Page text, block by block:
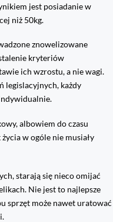
jest posiadanie w
niż 50kg.
znowelizowane
kryteriów
ich wzrostu, a nie wagi.
legislacyjnych, każdy
albowiem do czasu
w ogóle nie musiały
starają się nieco omijać
Nie jest to najlepsze
sprzęt może nawet uratować